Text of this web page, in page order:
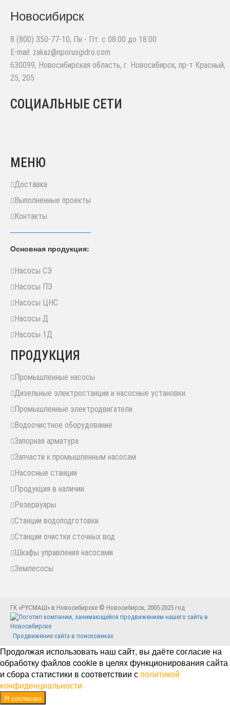
Новосибирск
8 (800) 350-77-10, Пн - Пт: с 08:00 до 18:00
E-mail: zakaz@nporusgidro.com
630099, Новосибирская область, г. Новосибирск, пр-т Красный,
25, 205
СОЦИАЛЬНЫЕ СЕТИ
МЕНЮ
Доставка
Выполненные проекты
Контакты
Основная продукция:
Насосы СЭ
Насосы ПЭ
Насосы ЦНС
Насосы Д
Насосы 1Д
ПРОДУКЦИЯ
Промышленные насосы
Дизельные электростанции и насосные установки
Промышленные электродвигатели
Водоочистное оборудование
Запорная арматура
Запчасти к промышленным насосам
Насосные станции
Продукция в наличии
Резервуары
Станции водоподготовки
Станции очистки сточных вод
Шкафы управления насосами
Землесосы
ГК «РУСМАШ» в Новосибирске © Новосибирск, 2005-2025 год
Продвижение сайта в поисковиках
Продолжая использовать наш сайт, вы даёте согласие на
обработку файлов cookie в целях функционирования сайта
и сбора статистики в соответствии с политикой
конфиденциальности
Я согласен